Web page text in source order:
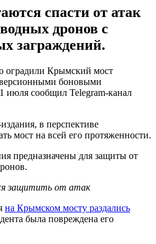
спасти от атак
дронов с
заграждений.
оградили Крымский мост
боновыми
июля сообщил Telegram-канал
в перспективе
мост на всей его протяженности.
предназначены для защиты от
защитить от атак
на Крымском мосту раздались
была повреждена его